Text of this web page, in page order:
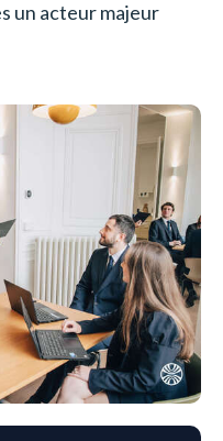
un acteur majeur